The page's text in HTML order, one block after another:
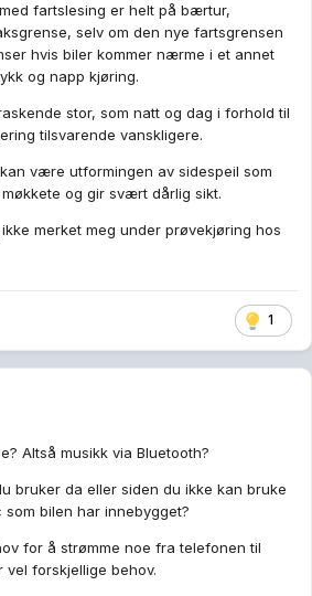
fartslesing er helt på bærtur,
selv om den nye fartsgrensen
hvis biler kommer nærme i et annet
og napp kjøring.
stor, som natt og dag i forhold til
tilsvarende vanskligere.
være utformingen av sidespeil som
og gir svært dårlig sikt.
merket meg under prøvekjøring hos
1
Altså musikk via Bluetooth?
bruker da eller siden du ikke kan bruke
bilen har innebygget?
for å strømme noe fra telefonen til
vel forskjellige behov.